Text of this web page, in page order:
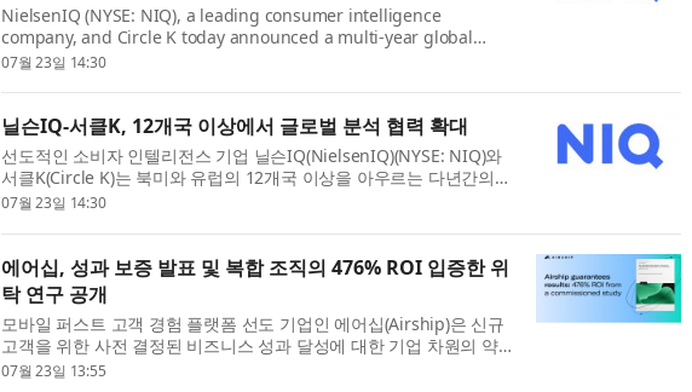
NielsenIQ (NYSE: NIQ), a leading consumer intelligence
company, and Circle K today announced a multi-year global
agreement spanning more than 12 countries across North
07월 23일 14:30
닐슨IQ-서클K, 12개국 이상에서 글로벌 분석 협력 확대
선도적인 소비자 인텔리전스 기업 닐슨IQ(NielsenIQ)(NYSE: NIQ)와
서클K(Circle K)는 북미와 유럽의 12개국 이상을 아우르는 다년간의
글로벌 계약을 체결했다고 발표했다. 이번 협력은 NIQ의 글로벌 규
07월 23일 14:30
에어십, 성과 보증 발표 및 복합 조직의 476% ROI 입증한 위
탁 연구 공개
모바일 퍼스트 고객 경험 플랫폼 선도 기업인 에어십(Airship)은 신규
고객을 위한 사전 결정된 비즈니스 성과 달성에 대한 기업 차원의 약
속인 ‘에어십 성과 보증(Airship Results Guarantee)’을 발표했다. 이
07월 23일 13:55